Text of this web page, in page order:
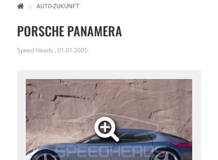
AUTO-ZUKUNFT
PORSCHE PANAMERA
Speed Heads , 01.01.2005